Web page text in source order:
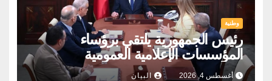
وطنية
رئيس الجمهورية يلتقي برؤساء
المؤسسات الإعلامية العمومية
أغسطس 4, 2026 البيان